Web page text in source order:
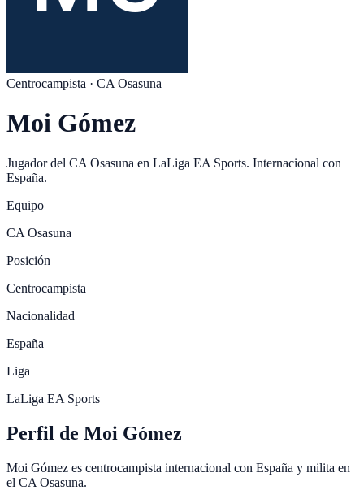
Centrocampista · CA Osasuna
Moi Gómez
Jugador del CA Osasuna en LaLiga EA Sports. Internacional con
España.
Equipo
CA Osasuna
Posición
Centrocampista
Nacionalidad
España
Liga
LaLiga EA Sports
Perfil de Moi Gómez
Moi Gómez es centrocampista internacional con España y milita en
el CA Osasuna.